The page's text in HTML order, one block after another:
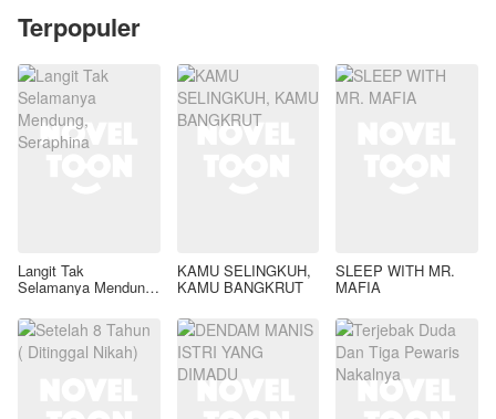
Terpopuler
Langit Tak
Selamanya Mendung,
KAMU SELINGKUH,
KAMU BANGKRUT
SLEEP WITH MR.
MAFIA